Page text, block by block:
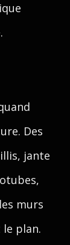
Des
jante
murs
plan.